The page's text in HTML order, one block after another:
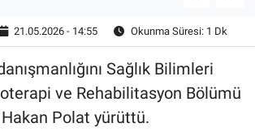
21.05.2026 - 14:55 Okunma Süresi: 1 Dk
Sağlık Bilimleri
ve Rehabilitasyon Bölümü
Hakan Polat yürüttü.